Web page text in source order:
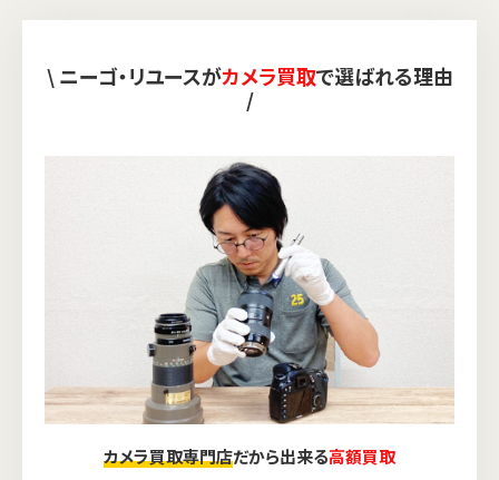
\ ニーゴ・リユースがカメラ買取で選ばれる理由
/
カメラ買取専門店だから出来る高額買取